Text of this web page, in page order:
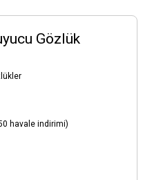
Gözlük
havale indirimi)